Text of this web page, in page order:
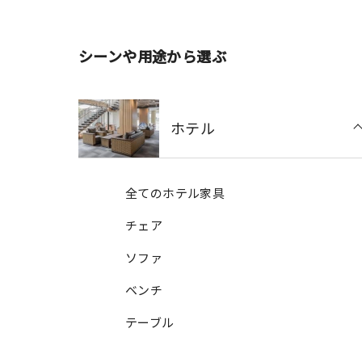
シーンや用途から選ぶ
ホテル
全てのホテル家具
チェア
ソファ
ベンチ
テーブル